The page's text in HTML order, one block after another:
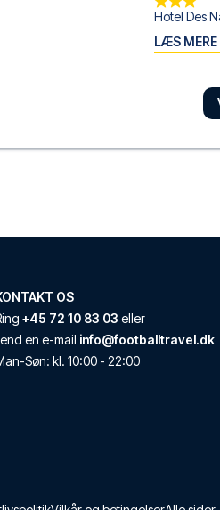
Hotel Des
LÆS
OS
+45 72 10 83 03 eller
en e-mail info@footballtravel.dk
-Søn: kl. 10:00 - 22:00